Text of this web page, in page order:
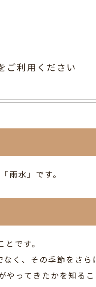
ご利用ください
雨水」です。
です。
く、その季節をさら
ってきたかを知るこ